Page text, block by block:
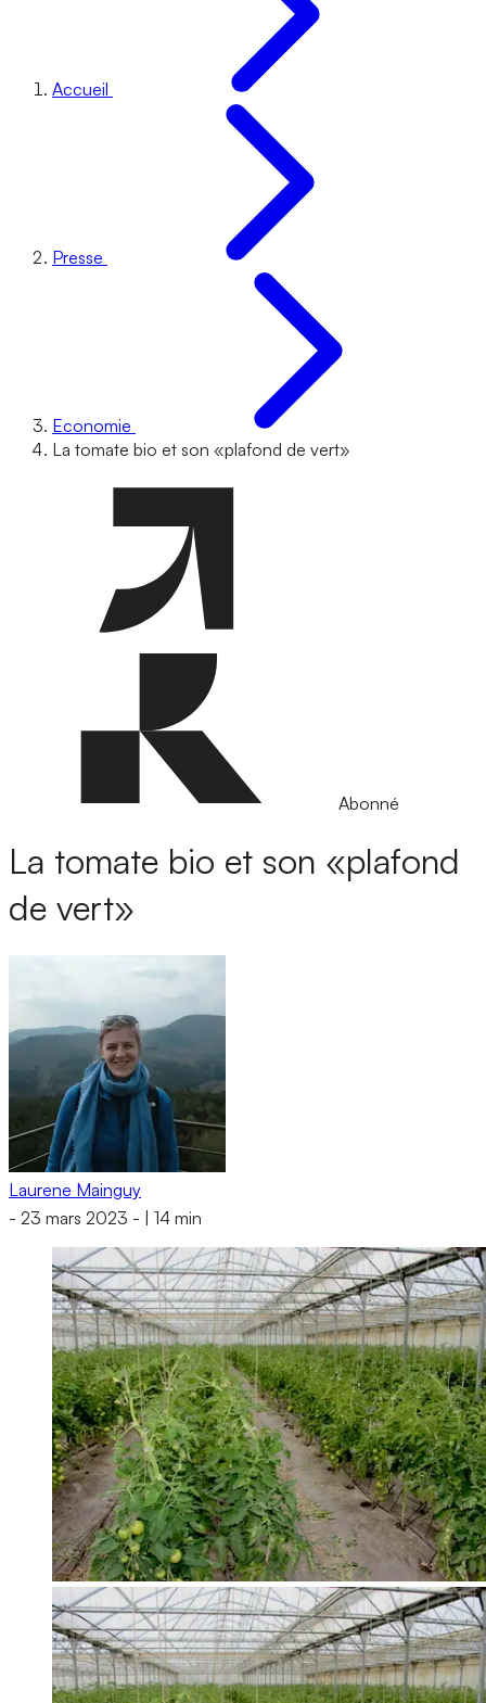
Accueil
Presse
Economie
La tomate bio et son «plafond de vert»
Abonné
La tomate bio et son «plafond
de vert»
Laurene Mainguy
- 23 mars 2023 - 14 min